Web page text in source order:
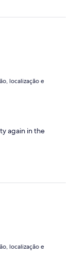
localização e
again in the
localização e